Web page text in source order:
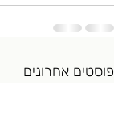
פוסטים אחרונים